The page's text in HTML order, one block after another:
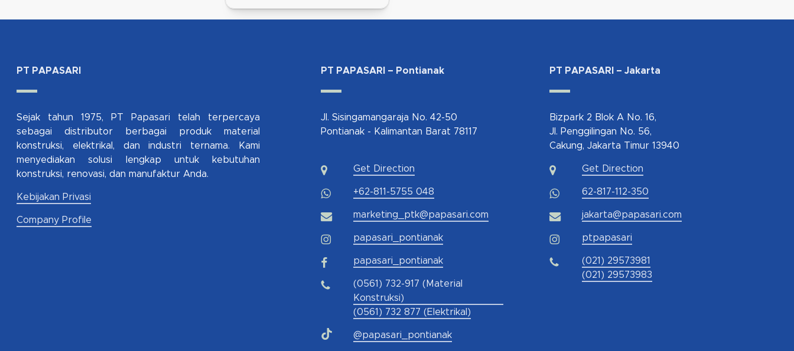
PT PAPASARI
Sejak tahun 1975, PT Papasari telah terpercaya
sebagai distributor berbagai produk material
konstruksi, elektrikal, dan industri ternama. Kami
menyediakan solusi lengkap untuk kebutuhan
konstruksi, renovasi, dan manufaktur Anda.
Kebijakan Privasi
Company Profile
PT PAPASARI – Pontianak
Jl. Sisingamangaraja No. 42-50
Pontianak - Kalimantan Barat 78117
Get Direction
+62-811-5755 048
marketing_ptk@papasari.com
papasari_pontianak
papasari_pontianak
(0561) 732-917 (Material
Konstruksi)
(0561) 732 877 (Elektrikal)
@papasari_pontianak
PT PAPASARI – Jakarta
Bizpark 2 Blok A No. 16,
Jl. Penggilingan No. 56,
Cakung, Jakarta Timur 13940
Get Direction
62-817-112-350
jakarta@papasari.com
ptpapasari
(021) 29573981
(021) 29573983